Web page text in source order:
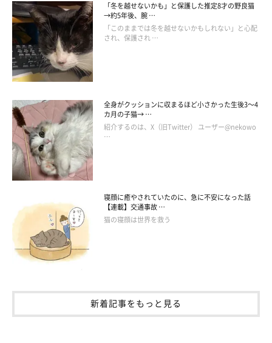
飼い主さんをまっすぐ見つめる天くん
@tenten_0519
また、毎日、飼い主さんが仕事から帰ってくると、天くんが玄関
まで走ってお迎えに来てくれるそうです。
飼い主さん：
「寝るときは隣に来てくれるので、家にいるときはいつも一緒で
す。 なついてくれてるのをすごく感じます
「冬を越せないかも」と保護した推定8才の野良猫
→約5年後、腕 …
「このままでは冬を越せないかもしれない」と心配
され、保護され …
全身がクッションに収まるほど小さかった生後3～4
カ月の子猫→ …
紹介するのは、X（旧Twitter） ユーザー@nekowo
…
寝顔に癒やされていたのに、急に不安になった話
【連載】交通事故 …
猫の寝顔は世界を救う
新着記事をもっと見る